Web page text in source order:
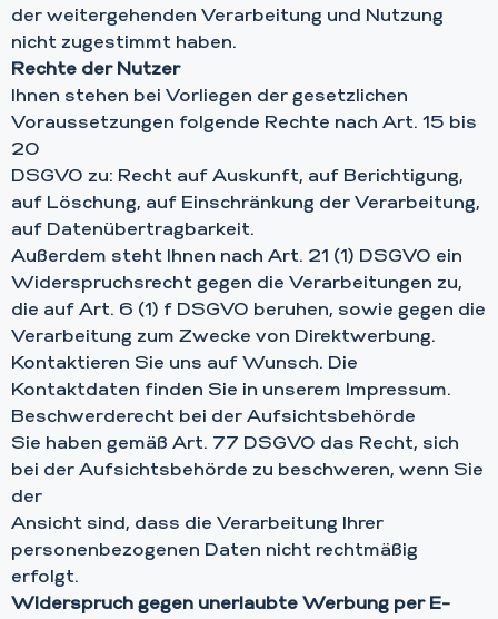
der weitergehenden Verarbeitung und Nutzung
nicht zugestimmt haben.
Rechte der Nutzer
Ihnen stehen bei Vorliegen der gesetzlichen
Voraussetzungen folgende Rechte nach Art. 15 bis
20
DSGVO zu: Recht auf Auskunft, auf Berichtigung,
auf Löschung, auf Einschränkung der Verarbeitung,
auf Datenübertragbarkeit.
Außerdem steht Ihnen nach Art. 21 (1) DSGVO ein
Widerspruchsrecht gegen die Verarbeitungen zu,
die auf Art. 6 (1) f DSGVO beruhen, sowie gegen die
Verarbeitung zum Zwecke von Direktwerbung.
Kontaktieren Sie uns auf Wunsch. Die
Kontaktdaten finden Sie in unserem Impressum.
Beschwerderecht bei der Aufsichtsbehörde
Sie haben gemäß Art. 77 DSGVO das Recht, sich
bei der Aufsichtsbehörde zu beschweren, wenn Sie
der
Ansicht sind, dass die Verarbeitung Ihrer
personenbezogenen Daten nicht rechtmäßig
erfolgt.
Widerspruch gegen unerlaubte Werbung per E-